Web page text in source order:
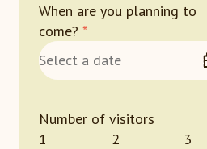
When are you planning to
come? *
Number of visitors
1
2 3